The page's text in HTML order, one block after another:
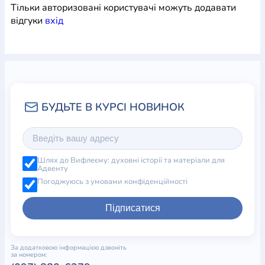
Тільки авторизовані користувачі можуть додавати
відгуки вхiд
Шлях до Вифлеєму: духовні історії та матеріали для
Адвенту
Погоджуюсь з умовами конфіденційності
Підписатися
За додатковою інформацією дзвоніть
за номером: